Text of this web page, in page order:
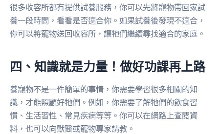
很多收容所都有提供試養服務，你可以先將寵物帶回家試
養一段時間，看看是否適合你。如果試養後發現不適合，
你可以將寵物送回收容所，讓牠們繼續尋找適合的家庭。
四、知識就是力量！做好功課再上路
養寵物不是一件簡單的事情，你需要學習很多相關的知
識，才能照顧好牠們。例如，你需要了解牠們的飲食習
慣、生活習性、常見疾病等等。你可以在網路上查閱資
料，也可以向獸醫或寵物專家請教。